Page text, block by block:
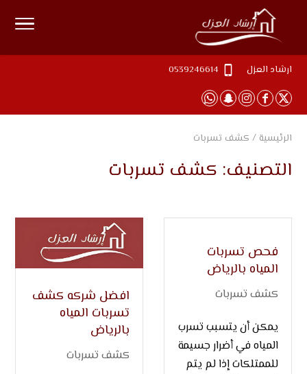
ارشاد العزل 0539246614
الرئيسية / كشف تسربات
التصنيف: كشف تسربات
فحص تسربات
المياه بالرياض
كشف تسربات
يمكن أن يتسبب تسرب
المياه في أضرار جسيمة
للممتلكات إذا لم يتم
افضل شركه كشف
تسربات المياه
بالرياض
كشف تسربات